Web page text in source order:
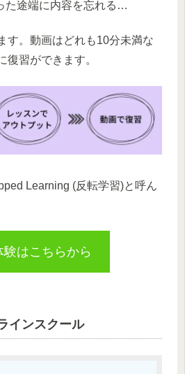
た途端に内容を忘れる…
す。動画はどれも10分未満な
復習ができます。
Learning (反転学習)と呼ん
験はこちらから
インスクール